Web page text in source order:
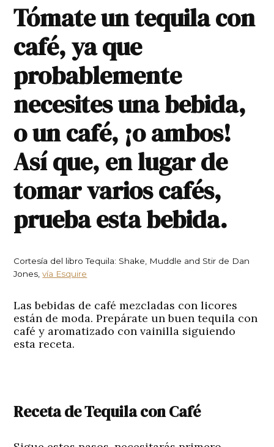
Tómate un tequila con
café, ya que
probablemente
necesites una bebida,
o un café, ¡o ambos!
Así que, en lugar de
tomar varios cafés,
prueba esta bebida.
Cortesía del libro Tequila: Shake, Muddle and Stir de Dan
Jones,vía Esquire
Las bebidas de café mezcladas con licores
están de moda. Prepárate un buentequila con
café y aromatizado con vainilla siguiendo
esta receta.
Receta de Tequila con Café